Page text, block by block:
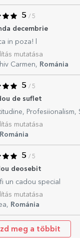
5 / 5
decembrie
in poza! l
mutatása
Carmen, Románia
5 / 5
de suflet
Profesiionalism,
mutatása
Románia
5 / 5
deosebit
un cadou special
mutatása
Románia
meg a többit